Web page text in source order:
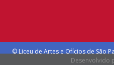
© Liceu de Artes e Ofícios de São
Desenvolvido